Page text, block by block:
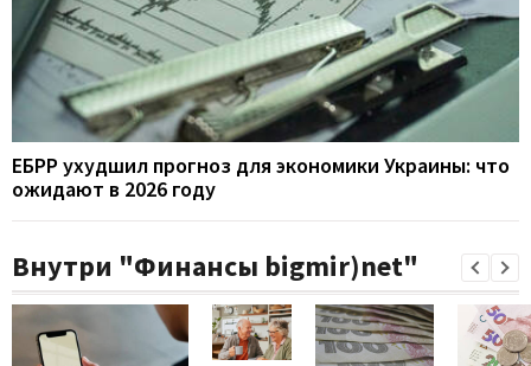
ЕБРР ухудшил прогноз для экономики Украины: что
ожидают в 2026 году
Внутри "Финансы bigmir)net"